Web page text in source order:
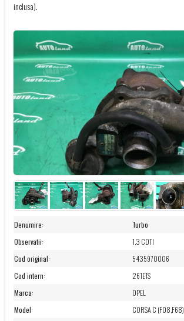
inclusa).
Denumire:
Turbo
Observatii:
1.3 CDTI
Cod original:
5435970006
Cod intern:
261E1S
Marca:
OPEL
Model:
CORSA C (F08,F68)